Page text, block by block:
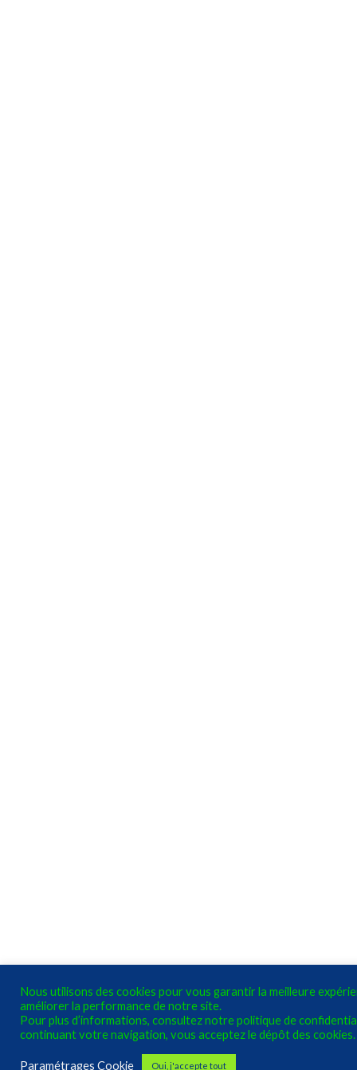
Nous utilisons des cookies pour vous garantir la meilleure
améliorer la performance de notre site.
Pour plus d’informations, consultez notre politique de
continuant votre navigation, vous acceptez le dépôt des cookies.
Paramétrages Cookie Oui, j'accepte tout